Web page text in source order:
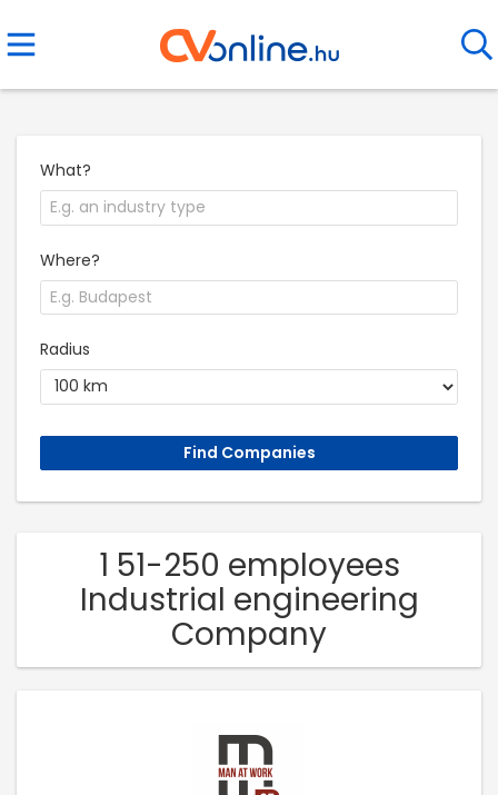
What?
Where?
Radius
1 51-250 employees
Industrial engineering
Company